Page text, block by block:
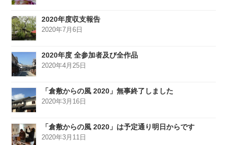
2020年度収支報告
2020年7月6日
2020年度 全参加者及び全作品
2020年4月25日
「倉敷からの風 2020」無事終了しました
2020年3月16日
「倉敷からの風 2020」は予定通り明日からです
2020年3月11日